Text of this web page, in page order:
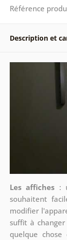
Référence
Description et
Les affiches :
souhaitent
modifier
suffit à
quelque